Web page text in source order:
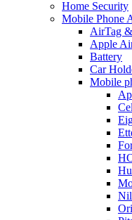
Home Security
Mobile Phone
AirTag
Apple
Battery
Car
Mobile